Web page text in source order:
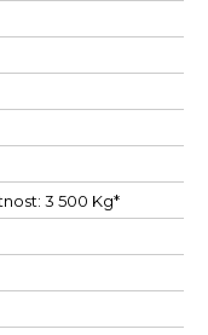
3 500 Kg*